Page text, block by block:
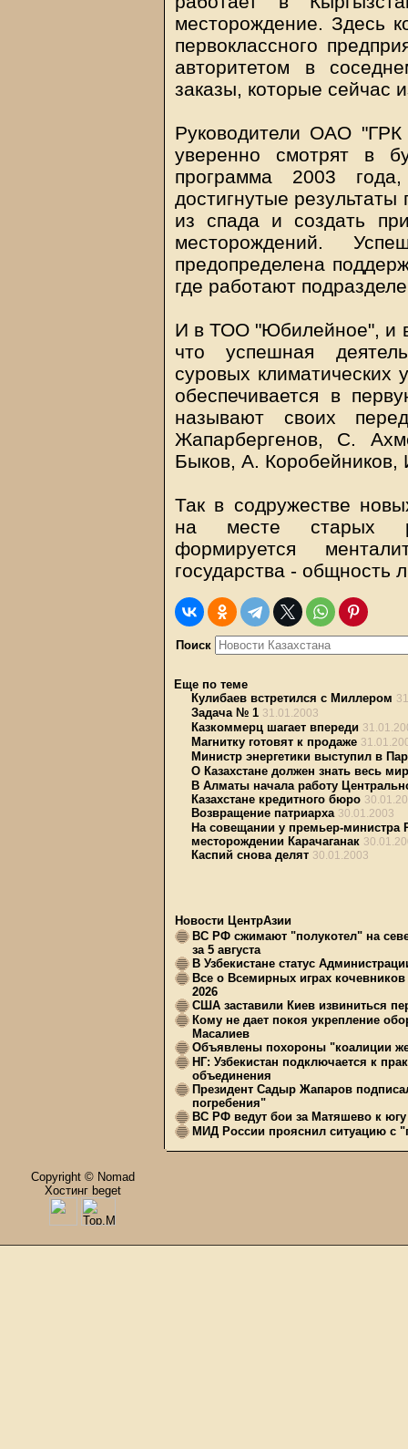
месторождение. Здесь
первоклассного
авторитетом в
заказы, которые сейчас
Руководители ОАО
уверенно смотрят в
программа 2003 года,
достигнутые
из спада и создать
месторождений.
предопределена
где работают
И в ТОО "Юбилейное", и
что успешная
суровых климатических
обеспечивается в
называют своих
Жапарбергенов, С.
Быков, А. Коробейников,
Так в содружестве
на месте старых
формируется
государства -
Поиск
Еще по теме
Кулибаев встретился с Миллером
Задача № 1 31.01.2003
Казкоммерц шагает впереди
Магнитку готовят к продаже
Министр энергетики выступил в
О Казахстане должен знать весь мир
В Алматы начала работу
Казахстане кредитного бюро
Возвращение патриарха 30.01.2003
На совещании у премьер-министра
месторождении Карачаганак
Каспий снова делят 30.01.2003
Новости ЦентрАзии
ВС РФ сжимают "полукотел" на
за 5 августа
В Узбекистане статус
Все о Всемирных играх
2026
США заставили Киев извиниться
Кому не дает покоя укрепление
Масалиев
Объявлены похороны "коалиции
НГ: Узбекистан подключается к
объединения
Президент Садыр Жапаров
погребения"
ВС РФ ведут бои за Матяшево к югу
МИД России прояснил ситуацию с
Copyright © Nomad
Хостинг beget